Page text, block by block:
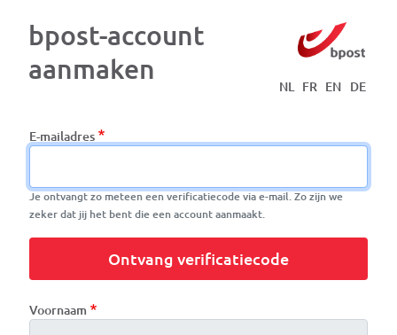
bpost-account
aanmaken
NL FR EN DE
E-mailadres
Je ontvangt zo meteen een verificatiecode via e-mail. Zo zijn we
zeker dat jij het bent die een account aanmaakt.
Ontvang verificatiecode
name
Voornaam